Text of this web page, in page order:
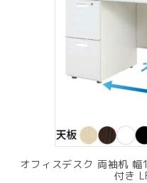
オフィスデスク 両袖机
付き